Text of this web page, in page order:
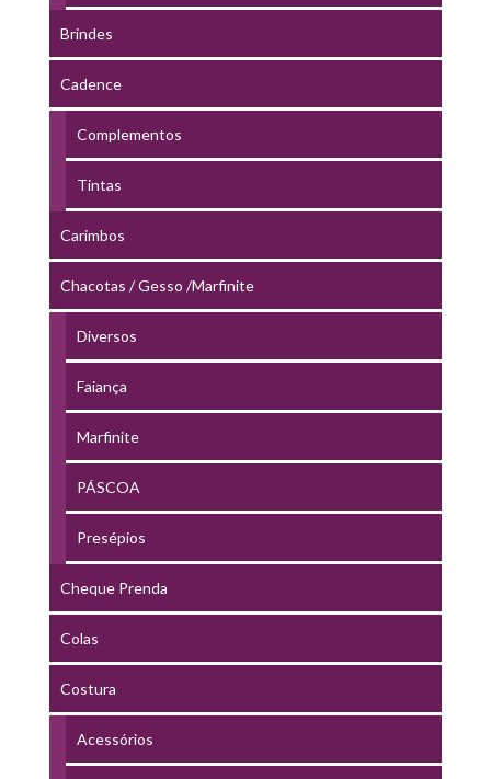
Brindes
Cadence
Complementos
Tintas
Carimbos
Chacotas / Gesso /Marfinite
Diversos
Faiança
Marfinite
PÁSCOA
Presépios
Cheque Prenda
Colas
Costura
Acessórios